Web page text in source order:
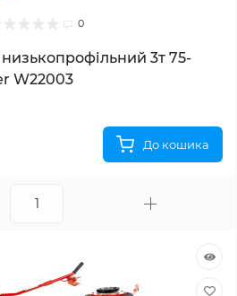
0
3т 75-
W22003
До кошика